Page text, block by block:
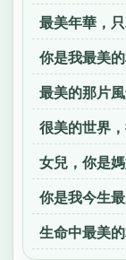
最美年華，
你是我最美
最美的那片
很美的世界
女兒，你是
你是我今生
生命中最美